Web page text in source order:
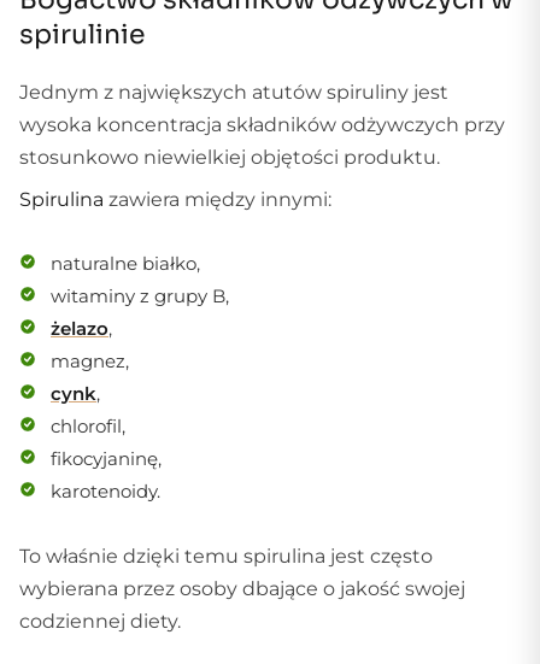
spirulinie
Jednym z największych atutów spiruliny jest
wysoka koncentracja składników odżywczych przy
stosunkowo niewielkiej objętości produktu.
Spirulina zawiera między innymi:
naturalne białko,
witaminy z grupy B,
żelazo,
magnez,
cynk,
chlorofil,
fikocyjaninę,
karotenoidy.
To właśnie dzięki temu spirulina jest często
wybierana przez osoby dbające o jakość swojej
codziennej diety.